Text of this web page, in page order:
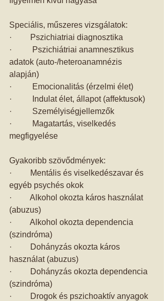
Speciális, műszeres vizsgálatok:
·         Pszichiatriai diagnosztika
·          Pszichiátriai anamnesztikus
adatok (auto-/heteroanamnézis
alapján)
·          Emocionalitás (érzelmi élet)
·          Indulat élet, állapot (affektusok)
·          Személyiségjellemzők
·          Magatartás, viselkedés
megfigyelése
Gyakoribb szövődmények:
·         Mentális és viselkedészavar és
egyéb psychés okok
·         Alkohol okozta káros használat
(abuzus)
·         Alkohol okozta dependencia
(szindróma)
·         Dohányzás okozta káros
használat (abuzus)
·         Dohányzás okozta dependencia
(szindróma)
·         Drogok és pszichoaktív anyagok